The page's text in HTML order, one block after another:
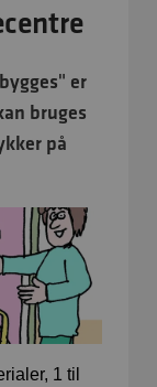
er
bruges
på
1 til